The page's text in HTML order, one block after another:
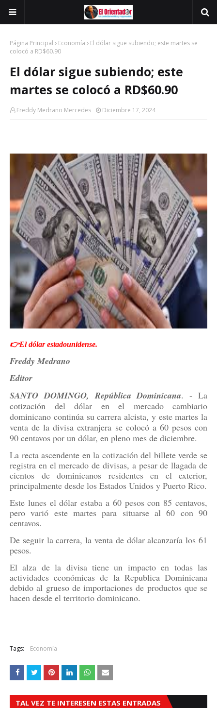
Página Principal Economía
El dólar sigue subiendo; este martes se
colocó a RD$60.90
El dólar sigue subiendo; este
martes se colocó a RD$60.90
Freddy Medrano Mercedes Diciembre 17, 2024
👉El dólar estadounidense.
Freddy Medrano
Editor
SANTO DOMINGO, República Dominicana. - La
cotización del dólar en el mercado cambiario
dominicano continúa su carrera alcista, y este martes la
venta de la divisa extranjera se colocó a 60 pesos con
90 centavos por un dólar, en pleno mes de diciembre.
La recta ascendente en la cotización del billete verde se
registra en el mercado de divisas, a pesar de llagada de
cientos de dominicanos residentes en el exterior,
principalmente desde los Estados Unidos y Puerto Rico.
Este lunes el dólar estaba a 60 pesos con 85 centavos,
pero varió este martes para situarse al 60 con 90
centavos.
De seguir la carrera, la venta de dólar alcanzaría los 61
pesos.
El alza de la divisa tiene un impacto en todas las
actividades económicas de la Republica Dominicana
debido al grueso de importaciones de productos que se
hacen desde el territorio dominicano.
Tags: Economía
TAL VEZ TE INTERESEN ESTAS ENTRADAS